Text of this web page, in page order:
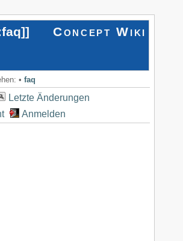
]] Concept Wiki
• faq
Letzte Änderungen
Anmelden